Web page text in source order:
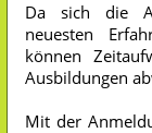
Da sich die
neuesten
können
Ausbildungen
Mit der